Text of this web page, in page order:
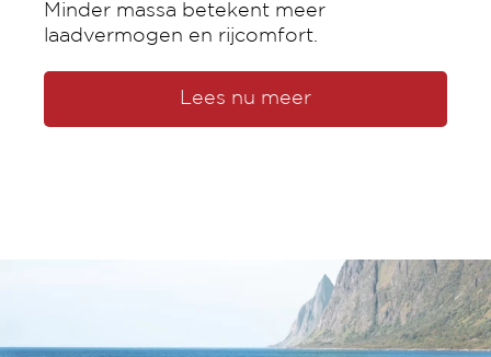
Direct beschikbare
voertuigen